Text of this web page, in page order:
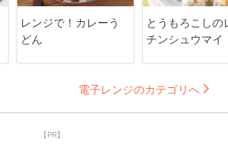
レンジで！カレーう
どん
とうもろこしの
チンシュウマイ
電子レンジのカテゴリへ
【PR】